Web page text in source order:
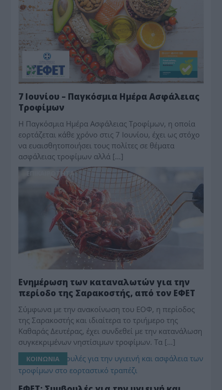
7 Ιουνίου – Παγκόσμια Ημέρα Ασφάλειας
Τροφίμων
Η Παγκόσμια Ημέρα Ασφάλειας Τροφίμων, η οποία
εορτάζεται κάθε χρόνο στις 7 Ιουνίου, έχει ως στόχο
να ευαισθητοποιήσει τους πολίτες σε θέματα
ασφάλειας τροφίμων αλλά […]
ΕΠΙΚΑΙΡΟΤΗΤΑ
Ενημέρωση των καταναλωτών για την
περίοδο της Σαρακοστής, από τον ΕΦΕΤ
Σύμφωνα με την ανακοίνωση του ΕΟΦ, η περίοδος
της Σαρακοστής και ιδιαίτερα το τριήμερο της
Καθαράς Δευτέρας, έχει συνδεθεί με την κατανάλωση
συγκεκριμένων νηστίσιμων τροφίμων. Τα […]
ΚΟΙΝΩΝΙΑ